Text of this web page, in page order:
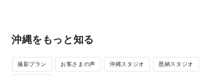
沖縄をもっと知る
撮影プラン お客さまの声 沖縄スタジオ 恩納スタジオ